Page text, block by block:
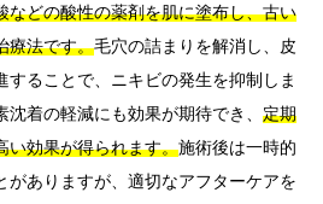
などの酸性の薬剤を肌に塗布し、古い
療法です。毛穴の詰まりを解消し、皮
することで、ニキビの発生を抑制しま
着の軽減にも効果が期待でき、 定期
い効果が得られます。施術後は一時的
がありますが、適切なアフターケアを